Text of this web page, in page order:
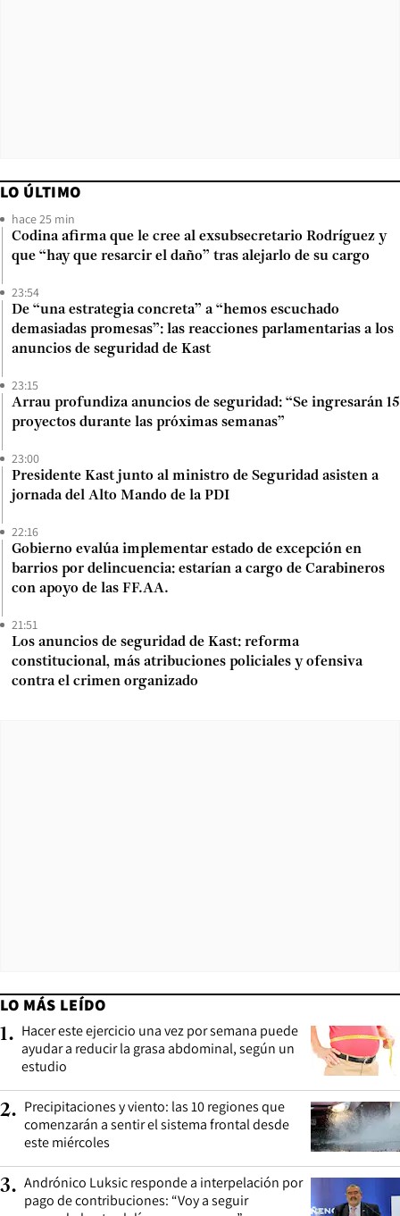
LO ÚLTIMO
hace 25 min
Codina afirma que le cree al exsubsecretario Rodríguez y
que “hay que resarcir el daño” tras alejarlo de su cargo
23:54
De “una estrategia concreta” a “hemos escuchado
demasiadas promesas”: las reacciones parlamentarias a los
anuncios de seguridad de Kast
23:15
Arrau profundiza anuncios de seguridad: “Se ingresarán 15
proyectos durante las próximas semanas”
23:00
Presidente Kast junto al ministro de Seguridad asisten a
jornada del Alto Mando de la PDI
22:16
Gobierno evalúa implementar estado de excepción en
barrios por delincuencia: estarían a cargo de Carabineros
con apoyo de las FF.AA.
21:51
Los anuncios de seguridad de Kast: reforma
constitucional, más atribuciones policiales y ofensiva
contra el crimen organizado
LO MÁS LEÍDO
1. Hacer este ejercicio una vez por semana puede
ayudar a reducir la grasa abdominal, según un
estudio
2. Precipitaciones y viento: las 10 regiones que
comenzarán a sentir el sistema frontal desde
este miércoles
3. Andrónico Luksic responde a interpelación por
pago de contribuciones: “Voy a seguir